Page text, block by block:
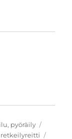
, pyöräily
retkeilyreitti